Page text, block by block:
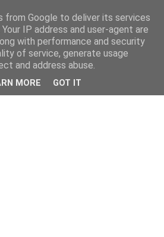
from Google to deliver its services
IP address and user-agent are
with performance and security
of service, generate usage
and address abuse.
MORE GOT IT